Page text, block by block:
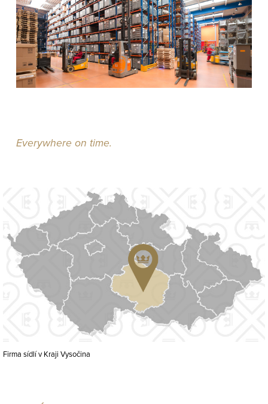
Everywhere on time.
Firma sídlí v Kraji Vysočina